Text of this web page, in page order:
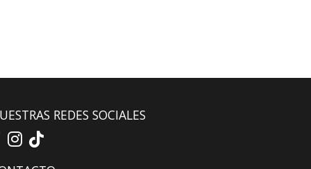
REDES SOCIALES